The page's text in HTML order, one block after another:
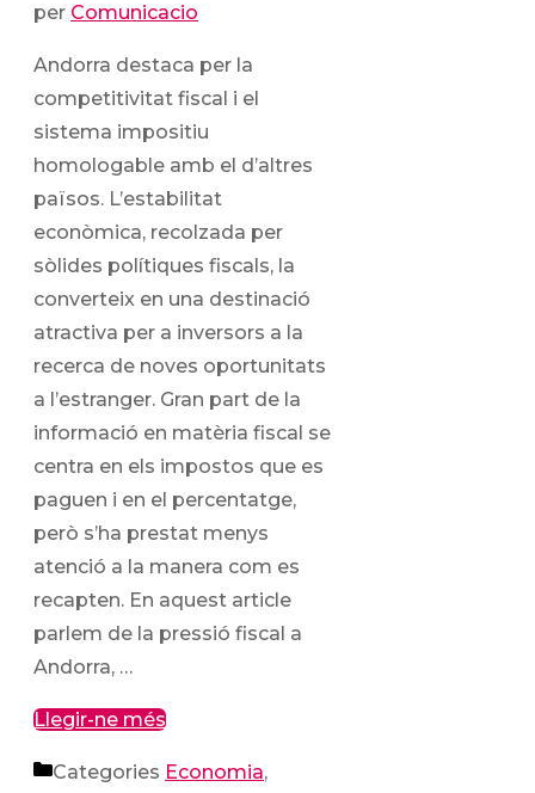
per Comunicacio
Andorra destaca per la
competitivitat fiscal i el
sistema impositiu
homologable amb el d’altres
països. L’estabilitat
econòmica, recolzada per
sòlides polítiques fiscals, la
converteix en una destinació
atractiva per a inversors a la
recerca de noves oportunitats
a l’estranger. Gran part de la
informació en matèria fiscal se
centra en els impostos que es
paguen i en el percentatge,
però s’ha prestat menys
atenció a la manera com es
recapten. En aquest article
parlem de la pressió fiscal a
Andorra, …
Llegir-ne més
Categories Economia,